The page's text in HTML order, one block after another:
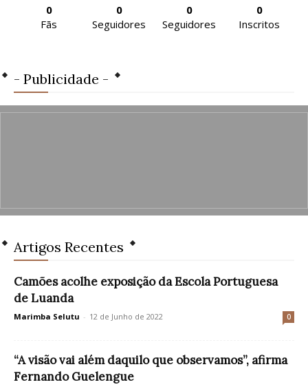
0
Fãs
0
Seguidores
0
Seguidores
0
Inscritos
- Publicidade -
Artigos Recentes
Camões acolhe exposição da Escola Portuguesa
de Luanda
Marimba Selutu - 12 de Junho de 2022 0
“A visão vai além daquilo que observamos”, afirma
Fernando Guelengue